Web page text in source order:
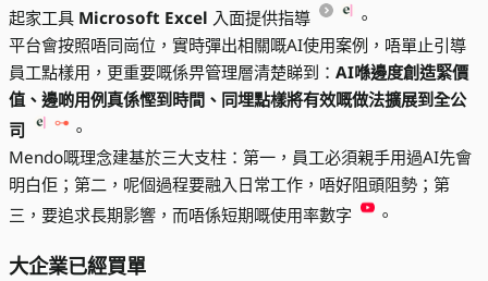
起家工具 Microsoft Excel 入面提供指導
。
平台會按照唔同崗位，實時彈出相關嘅AI使用案例，唔單止引導
員工點樣用，更重要嘅係畀管理層清楚睇到： AI喺邊度創造緊價
值、邊啲用例真係慳到時間、同埋點樣將有效嘅做法擴展到全公
司
。
Mendo嘅理念建基於三大支柱：第一，員工必須親手用過AI先會
明白佢；第二，呢個過程要融入日常工作，唔好阻頭阻勢；第
三，要追求長期影響，而唔係短期嘅使用率數字
。
大企業已經買單